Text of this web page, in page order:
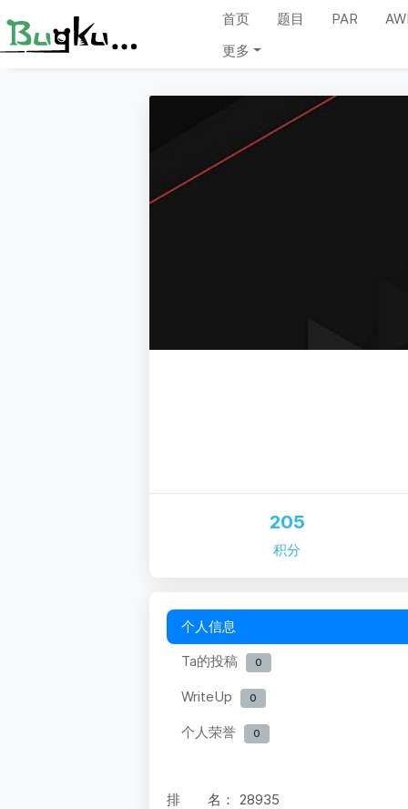
首页 题目 PAR
更多
205
积分
个人信息
Ta的投稿
0
WriteUp 0
个人荣誉 0
排 名： 28935